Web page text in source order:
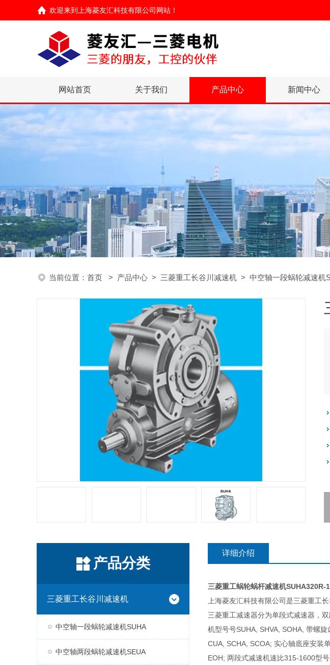
欢迎来到 上海菱友汇科技有限公司网站 ！
网站首页 关于我们 产品中心 新闻中心
当前位置： 首页 > 产品中心 > 三菱重工长谷川减速机 > 中空轴一段蜗轮减速机
产品分类
三菱重工长谷川减速机
中空轴一段蜗轮减速机SUHA
中空轴两段蜗轮减速机SEUA
详细介绍
三菱重工蜗轮蜗杆减速机SUHA320R-
上海菱友汇科技有限公司是三菱重工
三菱重工减速器分为单段式减速器，
机型号号SUHA, SHVA, SOHA, 带螺
CUA, SCHA, SCOA; 实心轴底座安装
EOH; 两段式减速机速比315-1600型号